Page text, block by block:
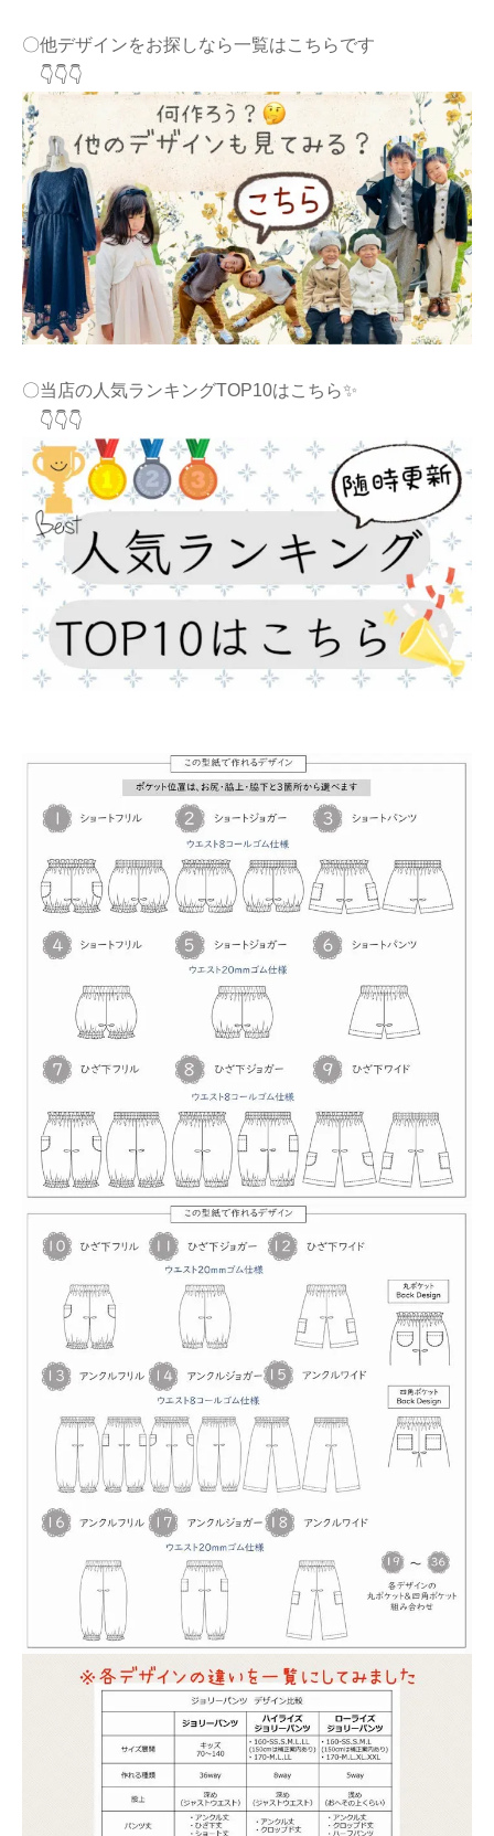
〇他デザインをお探しなら一覧はこちらです
👇👇👇
〇当店の人気ランキングTOP10はこちら✨
👇👇👇